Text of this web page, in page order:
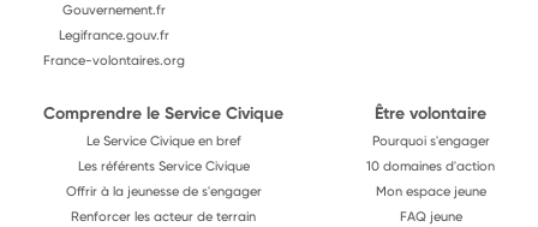
Gouvernement.fr
Legifrance.gouv.fr
France-volontaires.org
Comprendre le Service Civique
Le Service Civique en bref
Les référents Service Civique
Offrir à la jeunesse de s'engager
Renforcer les acteur de terrain
Être volontaire
Pourquoi s'engager
10 domaines d'action
Mon espace jeune
FAQ jeune